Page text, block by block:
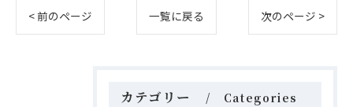
< 前のページ 一覧に戻る 次のページ >
カテゴリー Categories